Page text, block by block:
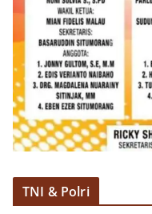
diantisipasi
Kelurahan
dan kondusif
Kemerdekaan
Polri dengan
to Door
implementasi
personel
kegiatan
dan imbauan,
masyarakat
TNI & Polri